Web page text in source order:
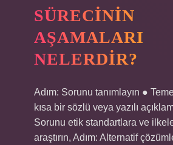
SÜRECININ
AŞAMALARI
NELERDIR?
Adım: Sorunu tanımlayın ●
kısa bir sözlü veya yazılı
Sorunu etik standartlara ve
araştırın, Adım: Alternatif